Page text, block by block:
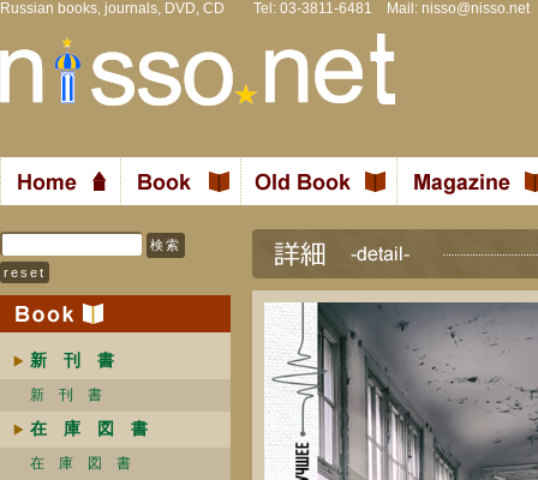
Russian books, journals, DVD, CD Tel: 03-3811-6481 Mail: nisso@nisso.net
新 刊 書
新 刊 書
在 庫 図 書
在 庫 図 書